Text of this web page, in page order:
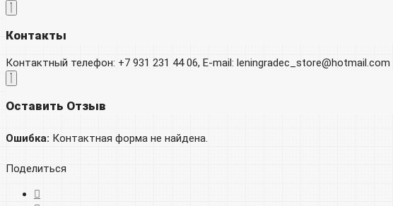
Контакты
Контактный телефон: +7 931 231 44 06, E-mail: leningradec_store@hotmail.com
Оставить Отзыв
Ошибка: Контактная форма не найдена.
Поделиться